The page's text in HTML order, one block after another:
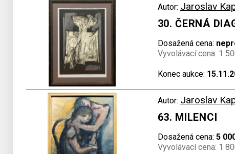
Autor: Jaroslav
30. ČERNÁ
Dosažená cena:
Vyvolávací cena: 1
Konec aukce:
Autor: Jaroslav
63. MILENCI
Dosažená cena: 5
Vyvolávací cena: 1